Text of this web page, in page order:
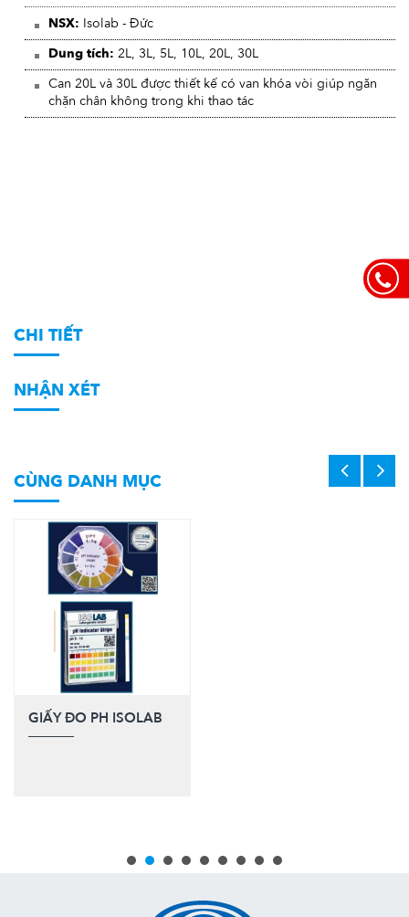
NSX: Isolab - Đức
Dung tích: 2L, 3L, 5L, 10L, 20L, 30L
Can 20L và 30L được thiết kế có van khóa vòi giúp ngăn
chặn chân không trong khi thao tác
CHI TIẾT
NHẬN XÉT
CÙNG DANH MỤC
GIẤY ĐO PH ISOLAB